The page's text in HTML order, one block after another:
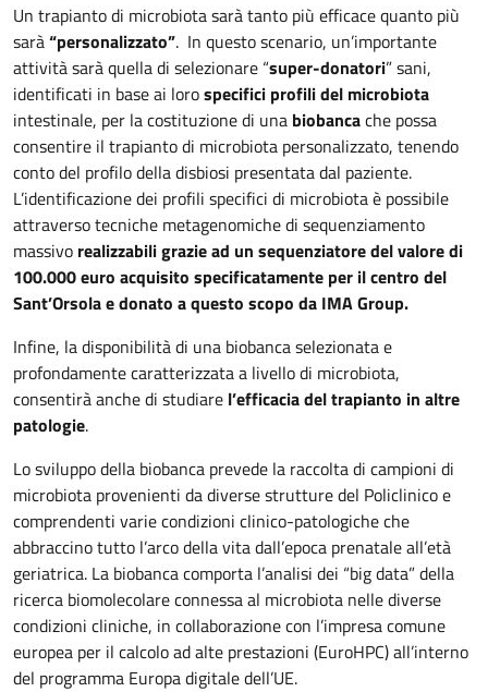
Un trapianto di microbiota sarà tanto più efficace quanto più
sarà“personalizzato”. In questo scenario, un’importante
attività sarà quella di selezionare “super-donatori” sani,
identificati in base ai lorospecifici profili del microbiota
intestinale, per la costituzione di una biobancache possa
consentire il trapianto di microbiota personalizzato, tenendo
conto del profilo della disbiosi presentata dal paziente.
L’identificazione dei profili specifici di microbiota è possibile
attraverso tecniche metagenomiche di sequenziamento
massivo realizzabili grazie ad un sequenziatore del valore di
100.000 euro acquisito specificatamente per il centro del
Sant’Orsola e donato a questo scopo da IMA Group.
Infine, la disponibilità di una biobanca selezionata e
profondamente caratterizzata a livello di microbiota,
consentirà anche di studiare l’efficacia del trapianto in altre
patologie.
Lo sviluppo della biobanca prevede la raccolta di campioni di
microbiota provenienti da diverse strutture del Policlinico e
comprendenti varie condizioni clinico-patologiche che
abbraccino tutto l’arco della vita dall’epoca prenatale all’età
geriatrica. La biobanca comporta l’analisi dei “big data” della
ricerca biomolecolare connessa al microbiota nelle diverse
condizioni cliniche, in collaborazione con l’impresa comune
europea per il calcolo ad alte prestazioni (EuroHPC) all’interno
del programma Europa digitale dell’UE.